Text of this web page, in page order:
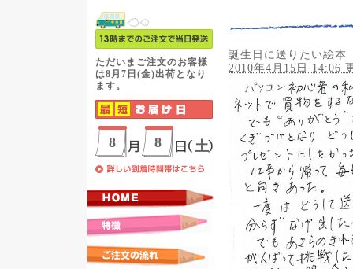
誕生日に送りたい絵本
2010年4月15日 14:06